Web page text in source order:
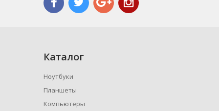
Каталог
Ноутбуки
Планшеты
Компьютеры